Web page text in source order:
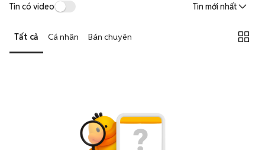
Tin có video Tin mới nhất
Tất cả Cá nhân Bán chuyên